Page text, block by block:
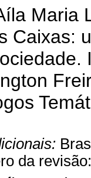
Maria
Caixas:
da